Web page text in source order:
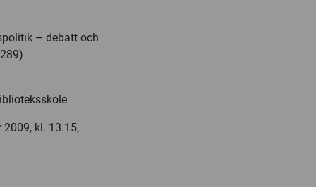
– debatt och
2009, kl. 13.15,